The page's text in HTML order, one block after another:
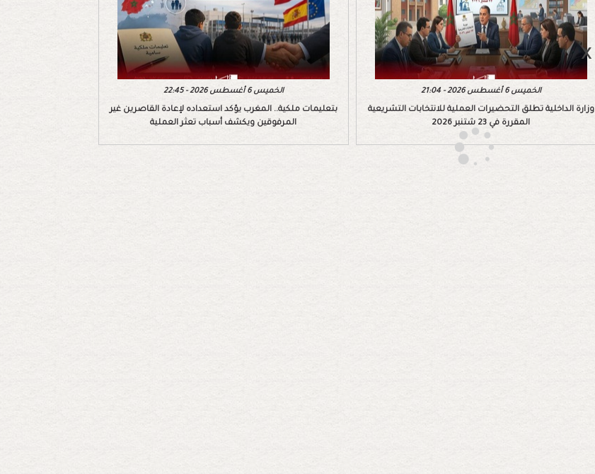
الخميس 6 أغسطس 2026 - 22:45
بتعليمات ملكية.. المغرب يؤكد استعداده لإعادة القاصرين غير
المرفوقين ويكشف أسباب تعثر العملية
الخميس 6 أغسطس 2026 - 21:04
وزارة الداخلية تطلق التحضيرات العملية للانتخابات التشريعية
المقررة في 23 شتنبر 2026